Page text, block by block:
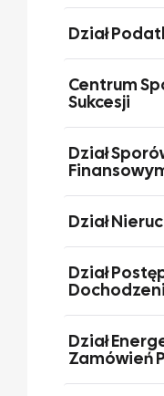
Dział
Centrum
Sukcesji
Dział
Dział
Dział
Dział
Zamówień